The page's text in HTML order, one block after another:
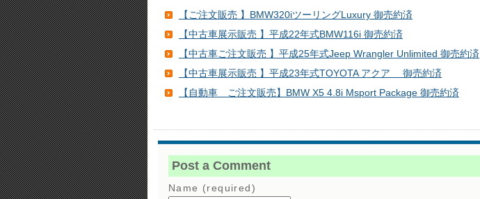
【ご注文販売 】BMW320iツーリングLuxury 御売約済
【中古車展示販売 】平成22年式BMW116i 御売約済
【中古車ご注文販売 】平成25年式Jeep Wrangler Unlimited 御売約済
【中古車展示販売 】平成23年式TOYOTA アクア 御売約済
【自動車 ご注文販売】BMW X5 4.8i Msport Package 御売約済
Post a Comment
Name (required)